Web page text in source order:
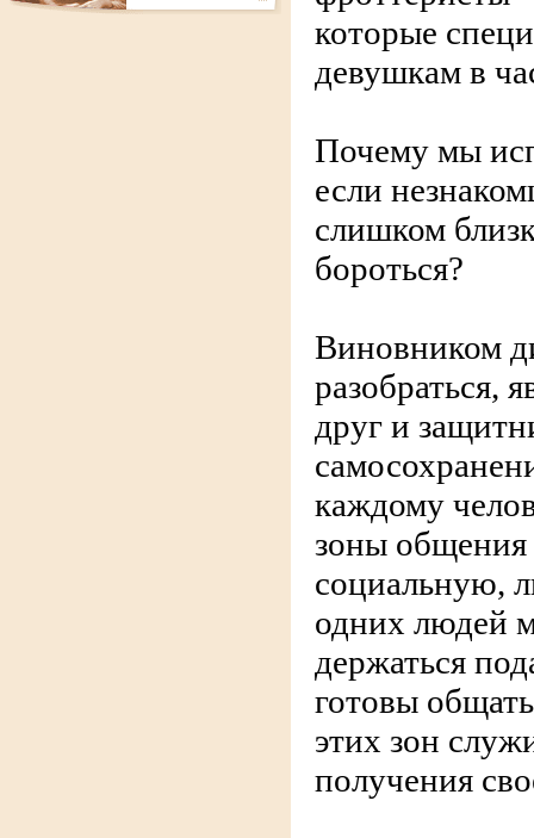
которые
девушкам в
Почему мы
если
слишком
бороться?
Виновником
разобраться,
друг и
каждому
зоны
социальную,
одних людей
держаться
готовы
этих зон
получения